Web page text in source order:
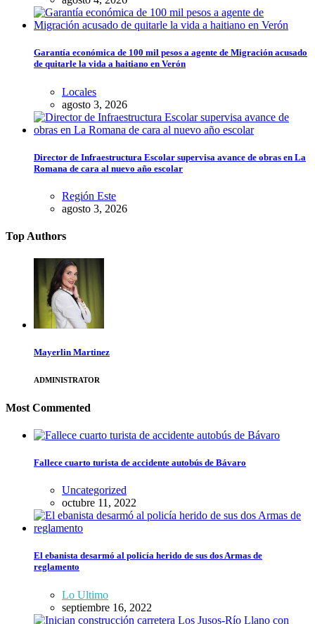
Garantía económica de 100 mil pesos a agente de Migración acusado
de quitarle la vida a haitiano en Verón
Locales
agosto 3, 2026
Director de Infraestructura Escolar supervisa avance de obras en La
Romana de cara al nuevo año escolar
Región Este
agosto 3, 2026
Top Authors
Mayerlin Martinez
ADMINISTRATOR
Most Commented
Fallece cuarto turista de accidente autobús de Bávaro
Uncategorized
octubre 11, 2022
El ebanista desarmó al policía herido de sus dos Armas de
reglamento
Lo Ultimo
septiembre 16, 2022